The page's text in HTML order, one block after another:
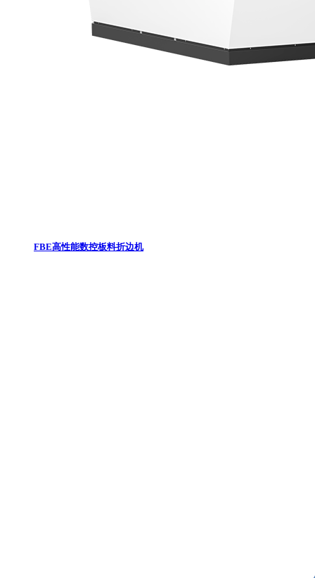
FBE高性能数控板料折边机